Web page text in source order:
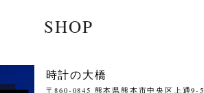
SHOP
時計の大橋
〒860-0845 熊本県熊本市中央区上通9-5